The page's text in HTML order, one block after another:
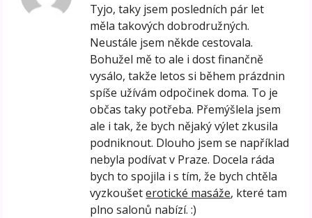
Tyjo, taky jsem posledních pár let
měla takových dobrodružných.
Neustále jsem někde cestovala.
Bohužel mě to ale i dost finančně
vysálo, takže letos si během prázdnin
spíše užívám odpočinek doma. To je
občas taky potřeba. Přemýšlela jsem
ale i tak, že bych nějaký výlet zkusila
podniknout. Dlouho jsem se například
nebyla podívat v Praze. Docela ráda
bych to spojila i s tím, že bych chtěla
vyzkoušeterotické masáže, které tam
plno salonů nabízí. :)